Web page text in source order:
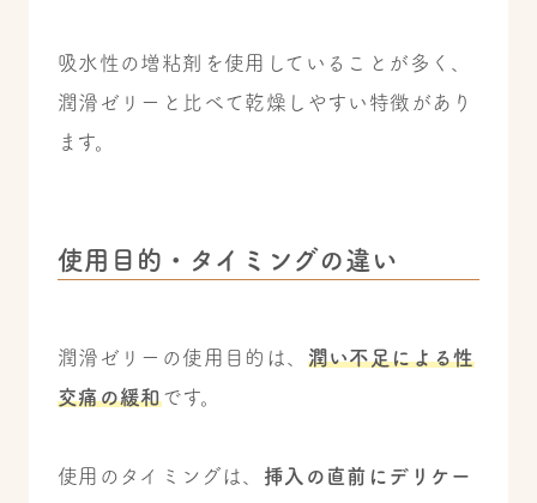
吸水性の増粘剤を使用していることが多く、
潤滑ゼリーと比べて乾燥しやすい特徴があり
ます。
使用目的・タイミングの違い
潤滑ゼリーの使用目的は、 潤い不足による性
交痛の緩和です。
使用のタイミングは、 挿入の直前にデリケー